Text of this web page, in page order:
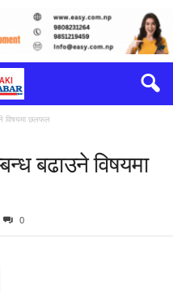
विषयमा छलफल
बढाउने विषयमा
0